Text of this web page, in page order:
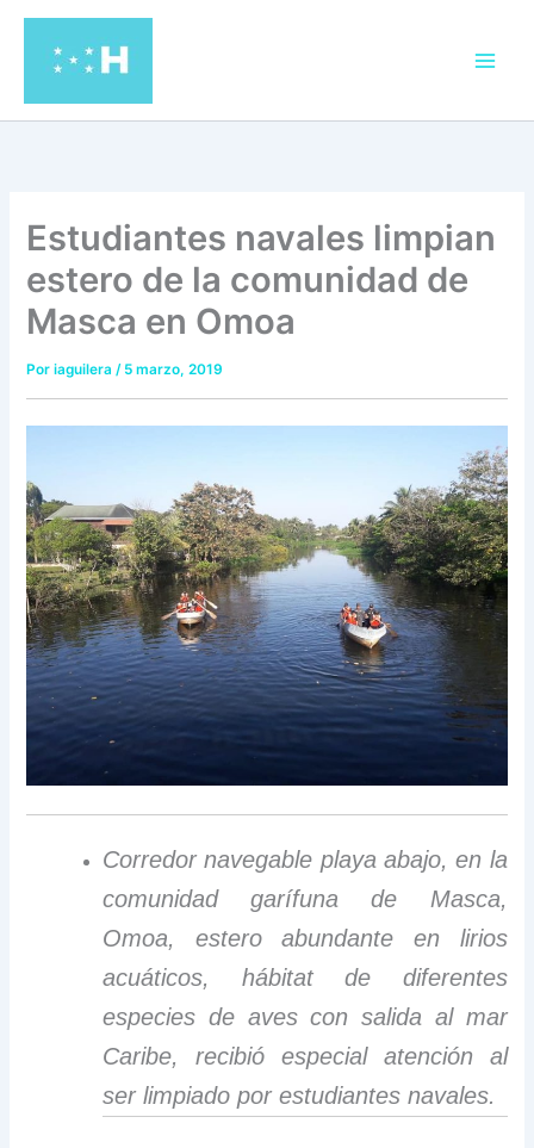
contenido
Estudiantes navales limpian
estero de la comunidad de
Masca en Omoa
Poriaguilera/ 5 marzo, 2019
Corredor navegable playa abajo, en la
comunidad garífuna de Masca,
Omoa, estero abundante en lirios
acuáticos, hábitat de diferentes
especies de aves con salida al mar
Caribe, recibió especial atención al
ser limpiado por estudiantes navales.